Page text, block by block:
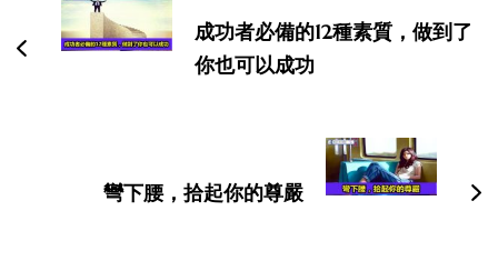
航
成功者必備的12種素質，做到了
你也可以成功
彎下腰，拾起你的尊嚴